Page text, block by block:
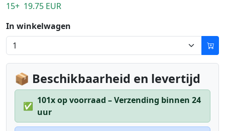
15+ 19.75 EUR
In winkelwagen
📦 Beschikbaarheid en levertijd
✅
101x op voorraad – Verzending binnen 24
uur